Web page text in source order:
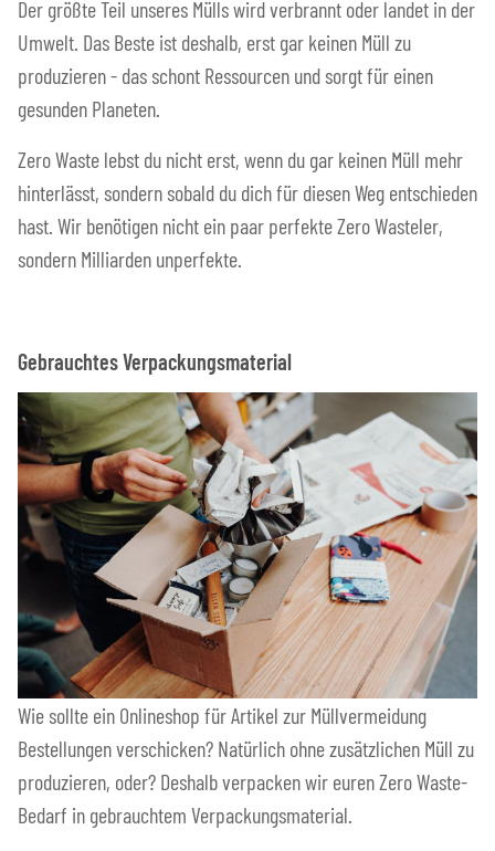
Der größte Teil unseres Mülls wird verbrannt oder landet in der
Umwelt. Das Beste ist deshalb, erst gar keinen Müll zu
produzieren - das schont Ressourcen und sorgt für einen
gesunden Planeten.
Zero Waste lebst du nicht erst, wenn du gar keinen Müll mehr
hinterlässt, sondern sobald du dich für diesen Weg entschieden
hast. Wir benötigen nicht ein paar perfekte Zero Wasteler,
sondern Milliarden unperfekte.
Gebrauchtes Verpackungsmaterial
Wie sollte ein Onlineshop für Artikel zur Müllvermeidung
Bestellungen verschicken? Natürlich ohne zusätzlichen Müll zu
produzieren, oder? Deshalb verpacken wir euren Zero Waste-
Bedarf in gebrauchtem Verpackungsmaterial.